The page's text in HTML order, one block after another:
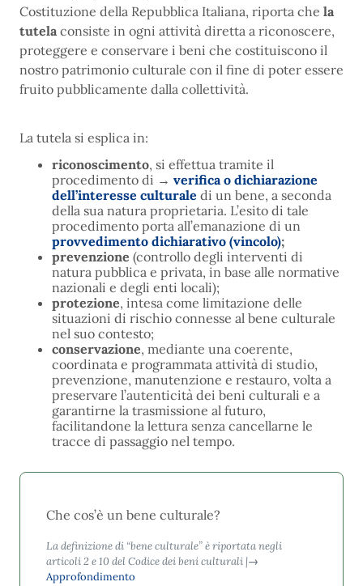
Costituzione della Repubblica Italiana, riporta che la
tutela consiste in ogni attività diretta a riconoscere,
proteggere e conservare i beni che costituiscono il
nostro patrimonio culturale con il fine di poter essere
fruito pubblicamente dalla collettività.
La tutela si esplica in:
riconoscimento, si effettua tramite il
procedimento di → verifica o dichiarazione
dell’interesse culturale di un bene, a seconda
della sua natura proprietaria. L’esito di tale
procedimento porta all’emanazione di un
provvedimento dichiarativo (vincolo);
prevenzione (controllo degli interventi di
natura pubblica e privata, in base alle normative
nazionali e degli enti locali);
protezione, intesa come limitazione delle
situazioni di rischio connesse al bene culturale
nel suo contesto;
conservazione, mediante una coerente,
coordinata e programmata attività di studio,
prevenzione, manutenzione e restauro, volta a
preservare l’autenticità dei beni culturali e a
garantirne la trasmissione al futuro,
facilitandone la lettura senza cancellarne le
tracce di passaggio nel tempo.
Che cos’è un bene culturale?
La definizione di “bene culturale” è riportata negli
articoli 2 e 10 del Codice dei beni culturali |→
Approfondimento